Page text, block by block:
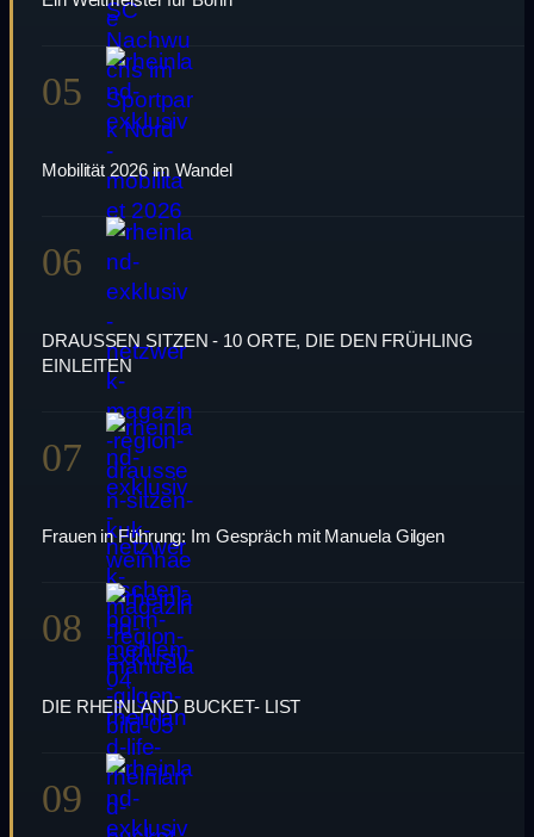
05
Mobilität 2026 im Wandel
06
DRAUSSEN SITZEN - 10 ORTE, DIE DEN FRÜHLING
EINLEITEN
07
Frauen in Führung: Im Gespräch mit Manuela Gilgen
08
DIE RHEINLAND BUCKET- LIST
09